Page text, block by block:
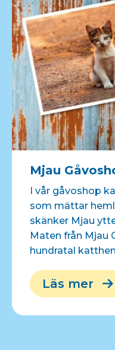
Mjau
I vår gåvoshop
som mättar
skänker Mjau
Maten från Mjau
hundratal
Läs mer